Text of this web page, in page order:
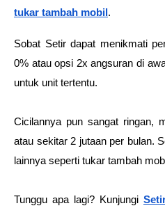
tukar tambah mobil .
Sobat Setir dapat menikmati
0% atau opsi 2x angsuran di
untuk unit tertentu.
Cicilannya pun sangat ringan,
atau sekitar 2 jutaan per bulan.
lainnya seperti tukar tambah
Tunggu apa lagi? Kunjungi